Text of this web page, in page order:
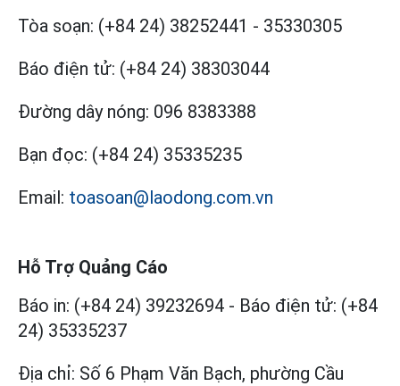
Tòa soạn: (+84 24) 38252441 - 35330305
Báo điện tử: (+84 24) 38303044
Đường dây nóng: 096 8383388
Bạn đọc: (+84 24) 35335235
Email: toasoan@laodong.com.vn
Hỗ Trợ Quảng Cáo
Báo in: (+84 24) 39232694 - Báo điện tử: (+84
24) 35335237
Địa chỉ: Số 6 Phạm Văn Bạch, phường Cầu